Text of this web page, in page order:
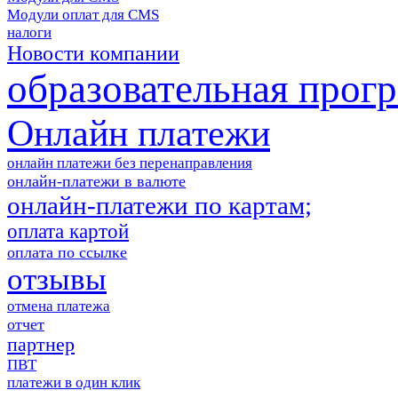
Модули оплат для CMS
налоги
Новости компании
образовательная
Онлайн платежи
онлайн платежи без перенаправления
онлайн-платежи в валюте
онлайн-платежи по картам;
оплата картой
оплата по ссылке
отзывы
отмена платежа
отчет
партнер
ПВТ
платежи в один клик